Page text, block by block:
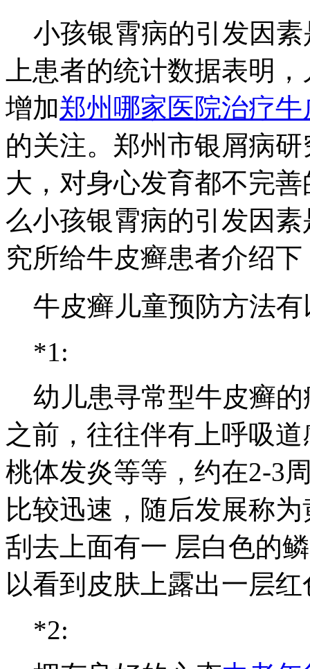
小孩银霄病的引发因素
上患者的统计数据表明
增加郑州哪家医院治疗
的关注。郑州市银屑病
大，对身心发育都不完
么小孩银霄病的引发因
究所给牛皮癣患者介绍
牛皮癣儿童预防方法有
*1:
幼儿患寻常型牛皮癣的
之前，往往伴有上呼吸
桃体发炎等等，约在2-3
比较迅速，随后发展称
刮去上面有一 层白色的
以看到皮肤上露出一层
*2: